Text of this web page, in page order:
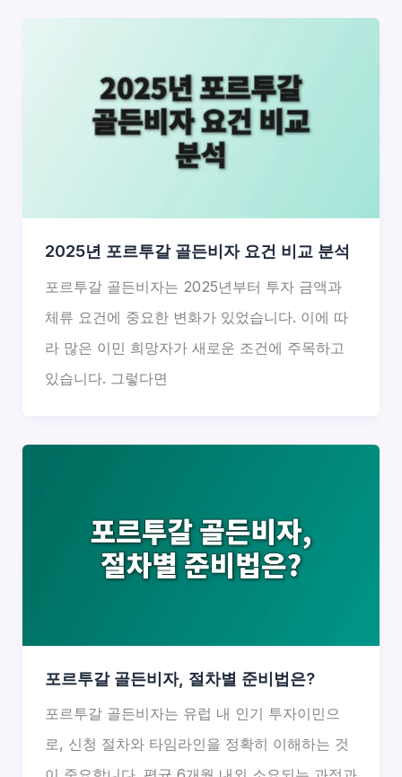
2025년 포르투갈 골든비자 요건 비교 분석
포르투갈 골든비자는 2025년부터 투자 금액과
체류 요건에 중요한 변화가 있었습니다. 이에 따
라 많은 이민 희망자가 새로운 조건에 주목하고
있습니다. 그렇다면
포르투갈 골든비자, 절차별 준비법은?
포르투갈 골든비자는 유럽 내 인기 투자이민으
로, 신청 절차와 타임라인을 정확히 이해하는 것